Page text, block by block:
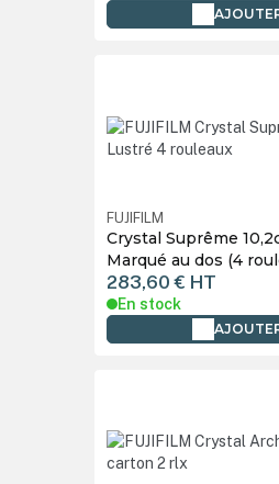
FUJIFILM
Crystal Suprême
Marqué au dos (4
283,60 € HT
En stock